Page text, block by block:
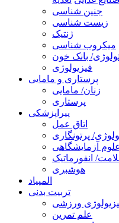
جنین شناسی
زیست شناسی
ژنتیک
میکروب شناسی
بانک خون
فیزیولوژی
پرستاری و مامایی
زنان/ مامایی
پرستاری
پیراپزشکی
اتاق عمل
پرتونگاری
علوم آزمایشگاهی
انفورماتیک
هوشبری
المپیاد
تربیت بدنی
ورزشی
علم تمرین